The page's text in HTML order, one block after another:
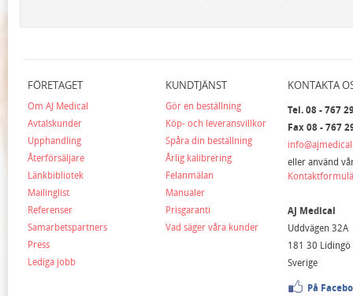
FÖRETAGET
Om AJ Medical
Avtalskunder
Upphandling
Återförsäljare
Länkbibliotek
Mailinglist
Referenser
Samarbetspartners
Press
Lediga jobb
KUNDTJÄNST
Gör en beställning
Köp- och leveransvillkor
Spåra din beställning
Årlig kalibrering
Felanmälan
Manualer
Prisgaranti
Vad säger våra kunder
KONTAKTA
Tel. 08 - 767
Fax 08 - 767
eller använd
AJ Medical
Uddvägen 32A
181 30 Lidingö
Sverige
På